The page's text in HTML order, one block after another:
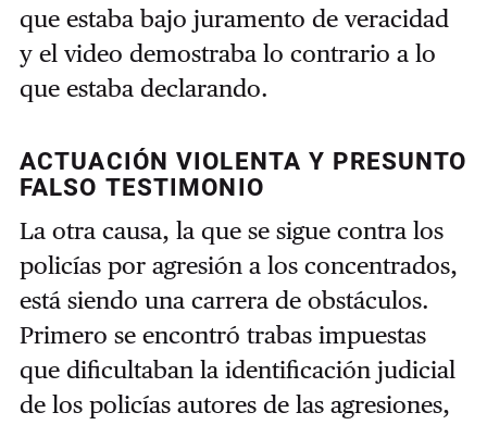
que estaba bajo juramento de veracidad
y el video demostraba lo contrario a lo
que estaba declarando.
ACTUACIÓN VIOLENTA Y PRESUNTO
FALSO TESTIMONIO
La otra causa, la que se sigue contra los
policías por agresión a los concentrados,
está siendo una carrera de obstáculos.
Primero se encontró trabas impuestas
que dificultaban la identificación judicial
de los policías autores de las agresiones,